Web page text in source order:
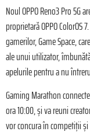
Noul OPPO Reno3 Pro 5G
proprietară OPPO
gamerilor, Game Space,
ale unui utilizator,
apelurile pentru a nu
Gaming Marathon
ora 10:00, și va reuni
vor concura în competiții